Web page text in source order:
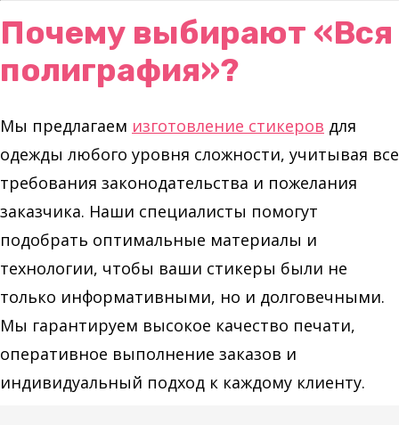
Почему выбирают «Вся
полиграфия»?
Мы предлагаем изготовление стикеров для
одежды любого уровня сложности, учитывая все
требования законодательства и пожелания
заказчика. Наши специалисты помогут
подобрать оптимальные материалы и
технологии, чтобы ваши стикеры были не
только информативными, но и долговечными.
Мы гарантируем высокое качество печати,
оперативное выполнение заказов и
индивидуальный подход к каждому клиенту.